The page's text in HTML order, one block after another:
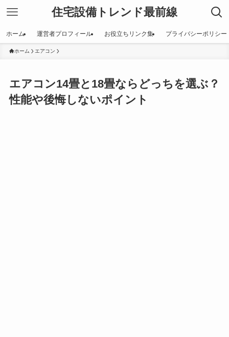
住宅設備トレンド最前線
ホーム 運営者プロフィール お役立ちリンク集 プライバシーポリシー
ホーム エアコン
エアコン14畳と18畳ならどっちを選ぶ？
性能や後悔しないポイント